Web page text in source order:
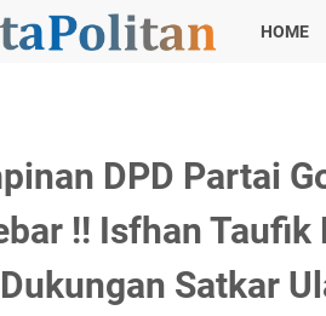
HOME
DPD Partai
!! Isfhan
Satkar